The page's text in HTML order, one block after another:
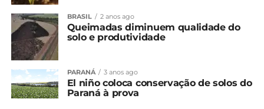
BRASIL 2 anos ago
Queimadas diminuem qualidade do
solo e produtividade
PARANÁ 3 anos ago
El niño coloca conservação de solos do
Paraná à prova